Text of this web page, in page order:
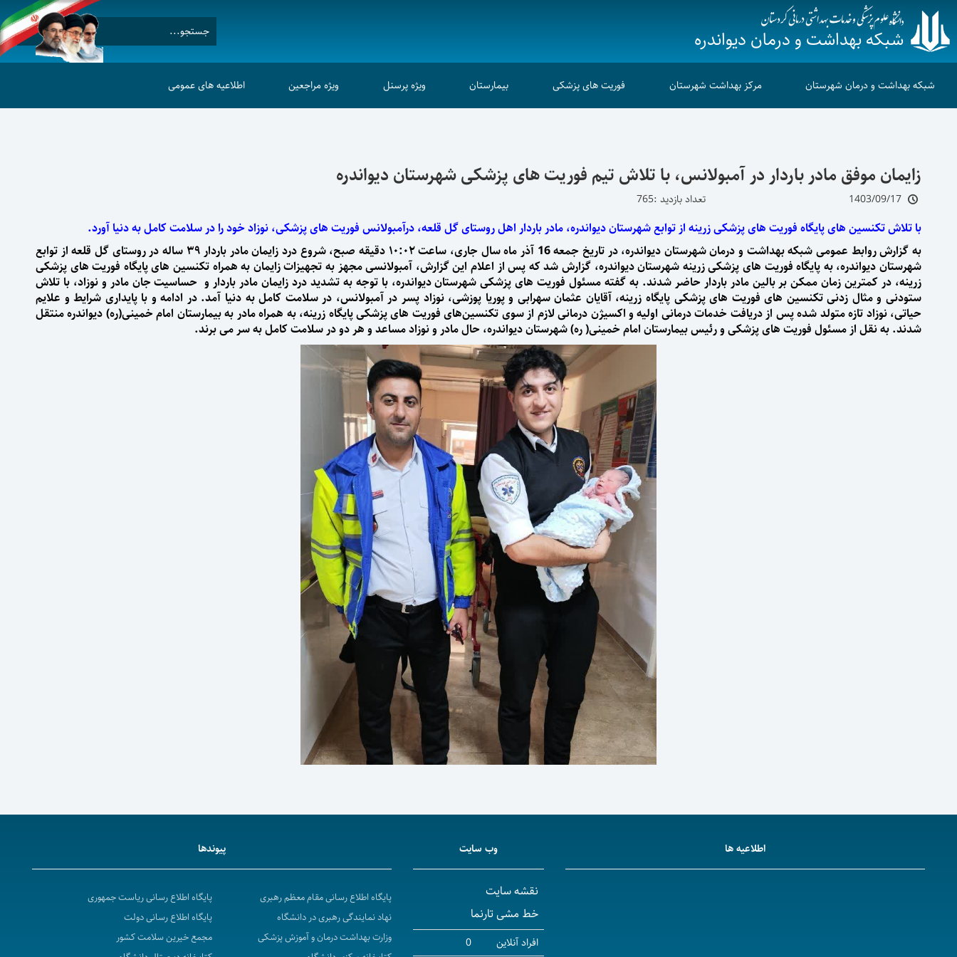
شبکه بهداشت و درمان دیواندره
شبکه بهداشت و درمان شهرستان مرکز بهداشت شهرستان فوریت های پزشکی بیمارستان ویژه پرسنل ویژه مراجعین اطلاعیه های عمومی
زایمان موفق مادر باردار در آمبولانس، با تلاش تیم فوریت های پزشکی شهرستان دیواندره
تعداد بازدید :765
با تلاش تکنسین‌ های پایگاه فوریت‌ های پزشکی زرینه از توابع شهرستان دیواندره، مادر باردار اهل روستای گل قلعه، درآمبولانس فوریت های پزشکی، نوزاد خود را در سلامت کامل به دنیا آورد.
به گزارش روابط عمومی شبکه بهداشت و درمان شهرستان دیواندره، در تاریخ جمعه 16 آذر ماه سال جاری،
ساعت ۱۰:۰۲ دقیقه صبح، شروع درد زایمان مادر باردار ۳۹ ساله در روستای گل قلعه از توابع
شهرستان دیواندره، به پایگاه فوریت های پزشکی زرینه شهرستان دیواندره، گزارش شد که پس از اعلام این گزارش، آمبولانسی مجهز به تجهیزات زایمان به همراه تکنسین های پایگاه فوریت های پزشکی
زرینه، در کمترین زمان ممکن بر بالین مادر باردار حاضر شدند. به گفته مسئول فوریت های پزشکی شهرستان دیواندره، با توجه به تشدید درد زایمان مادر باردار و حساسیت جان مادر و نوزاد، با تلاش
ستودنی و مثال زدنی تکنسین های فوریت های پزشکی پایگاه زرینه، آقایان عثمان سهرابی و پوریا پوزشی، نوزاد پسر در آمبولانس، در سلامت کامل به دنیا آمد. در ادامه و با پایداری شرایط و علایم
حیاتی، نوزاد تازه متولد شده پس از دریافت خدمات درمانی اولیه و اکسیژن درمانی لازم از سوی تکنسین‌های فوریت های پزشکی پایگاه زرینه، به همراه مادر به بیمارستان امام خمینی(ره) دیواندره منتقل
شدند. به نقل از مسئول فوریت های پزشکی و رئیس بیمارستان امام خمینی( ره) شهرستان دیواندره، حال مادر و نوزاد مساعد و هر دو در سلامت کامل به سر می برند.
اطلاعیه ها وب سایت
نقشه سایت
خط مشی تارنما
افراد آنلاین 0
پیوندها
پایگاه اطلاع رسانی مقام معظم رهبری
پایگاه اطلاع رسانی ریاست جمهوری
نهاد نمایندگی رهبری در دانشگاه
پایگاه اطلاع رسانی دولت
وزارت بهداشت درمان و آموزش پزشکی
مجمع خیرین سلامت کشور